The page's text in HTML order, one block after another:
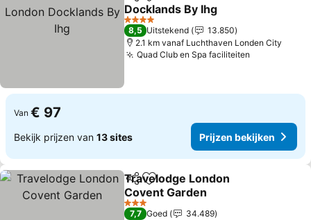
Docklands By Ihg
Prijzen bekijken
4 Sterren
8,5 Uitstekend
13.850
2.1 km vanaf Luchthaven Londen City
Quad Club en Spa faciliteiten
Van € 97
Bekijk prijzen van 13 sites Prijzen bekijken
DelenToevoegen aan favorieten
Travelodge London
Covent Garden
Prijzen bekijken
3 Sterren
7,7 Goed
34.489